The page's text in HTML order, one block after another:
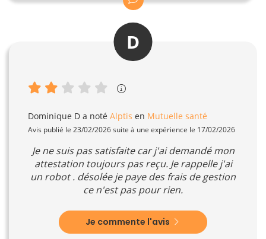
D
Dominique D a noté Alptis en Mutuelle santé
Avis publié le 23/02/2026 suite à une expérience le 17/02/2026
Je ne suis pas satisfaite car j'ai demandé mon
attestation toujours pas reçu. Je rappelle j'ai
un robot . désolée je paye des frais de gestion
ce n'est pas pour rien.
Je commente l'avis